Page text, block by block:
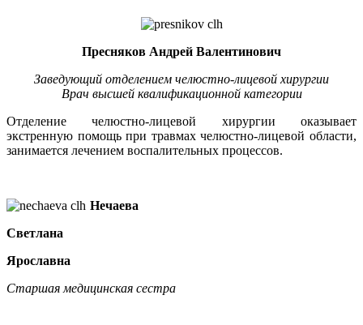
Пресняков Андрей Валентинович
Заведующий отделением челюстно-лицевой хирургии
Врач высшей квалификационной категории
Отделение челюстно-лицевой хирургии оказывает
экстренную помощь при травмах челюстно-лицевой области,
занимается лечением воспалительных процессов.
Нечаева
Светлана
Ярославна
Старшая медицинская сестра